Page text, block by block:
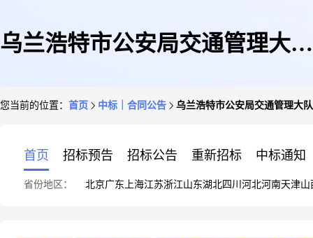
乌兰浩特市公安局交通管理大队
您当前的位置： 首页 中标｜合同公告 乌兰浩特市公安局交通管理大
首页 招标预告 招标公告 重新招标 中标通知
省份地区： 北京广东 上海江苏浙江山东湖北四川 河北河南天津山